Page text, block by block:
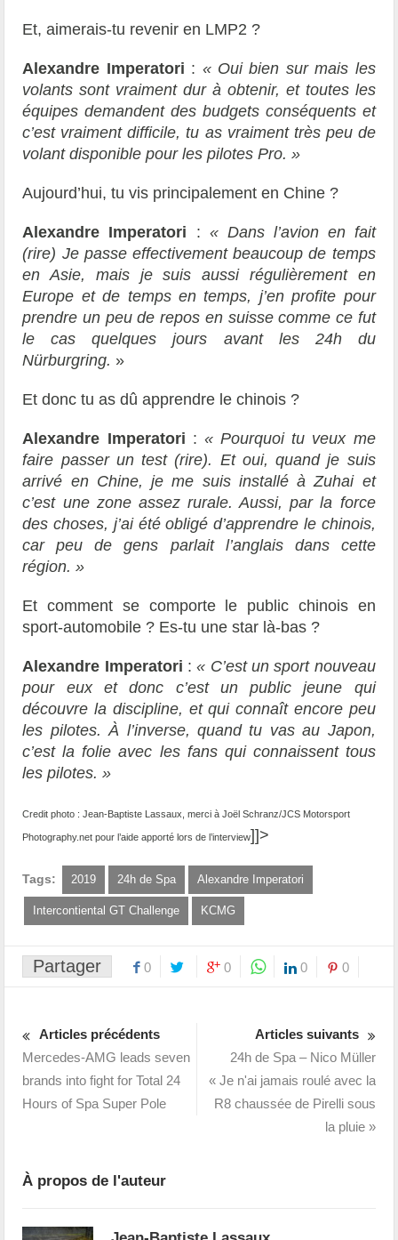
Et, aimerais-tu revenir en LMP2 ?
Alexandre Imperatori : « Oui bien sur mais les
volants sont vraiment dur à obtenir, et toutes les
équipes demandent des budgets conséquents et
c’est vraiment difficile, tu as vraiment très peu de
volant disponible pour les pilotes Pro. »
Aujourd’hui, tu vis principalement en Chine ?
Alexandre Imperatori : « Dans l’avion en fait
(rire) Je passe effectivement beaucoup de temps
en Asie, mais je suis aussi régulièrement en
Europe et de temps en temps, j’en profite pour
prendre un peu de repos en suisse comme ce fut
le cas quelques jours avant les 24h du
Nürburgring. »
Et donc tu as dû apprendre le chinois ?
Alexandre Imperatori : « Pourquoi tu veux me
faire passer un test (rire). Et oui, quand je suis
arrivé en Chine, je me suis installé à Zuhai et
c’est une zone assez rurale. Aussi, par la force
des choses, j’ai été obligé d’apprendre le chinois,
car peu de gens parlait l’anglais dans cette
région. »
Et comment se comporte le public chinois en
sport-automobile ? Es-tu une star là-bas ?
Alexandre Imperatori :« C’est un sport nouveau
pour eux et donc c’est un public jeune qui
découvre la discipline, et qui connaît encore peu
les pilotes. À l’inverse, quand tu vas au Japon,
c’est la folie avec les fans qui connaissent tous
les pilotes. »
Credit photo : Jean-Baptiste Lassaux, merci à Joël Schranz/JCS Motorsport
Photography.net pour l’aide apporté lors de l’interview]]>
Tags: 2019 24h de Spa Alexandre Imperatori
Intercontiental GT Challenge KCMG
Partager 0 0 0 0
Articles précédents
Mercedes-AMG leads seven
brands into fight for Total 24
Hours of Spa Super Pole
Articles suivants
24h de Spa – Nico Müller
« Je n'ai jamais roulé avec la
R8 chaussée de Pirelli sous
la pluie »
À propos de l'auteur